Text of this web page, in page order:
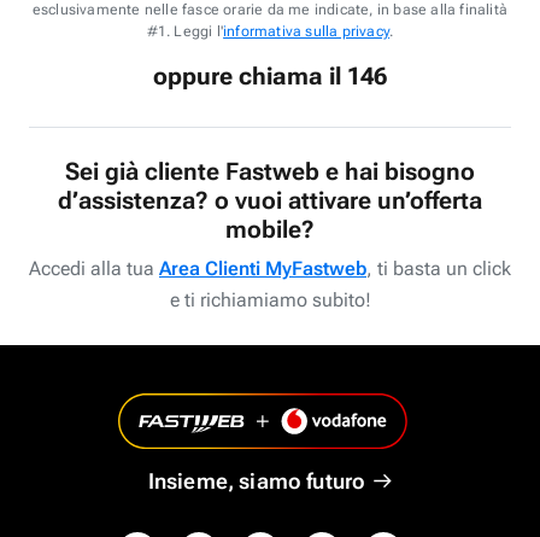
esclusivamente nelle fasce orarie da me indicate, in base alla finalità
#1. Leggi l'informativa sulla privacy.
oppure chiama il 146
Sei già cliente Fastweb e hai bisogno
d’assistenza? o vuoi attivare un’offerta
mobile?
Accedi alla tua Area Clienti MyFastweb, ti basta un click
e ti richiamiamo subito!
Insieme, siamo futuro